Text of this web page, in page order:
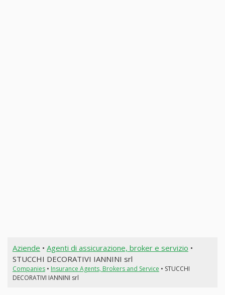
Aziende • Agenti di assicurazione, broker e servizio •
STUCCHI DECORATIVI IANNINI srl
Companies• Insurance Agents, Brokers and Service • STUCCHI
DECORATIVI IANNINI srl